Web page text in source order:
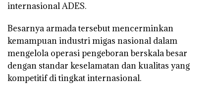
internasionalADES.
Besarnya armada tersebut mencerminkan
kemampuan industri migas nasional dalam
mengelola operasi pengeboran berskala besar
dengan standar keselamatan dan kualitas yang
kompetitif di tingkat internasional.